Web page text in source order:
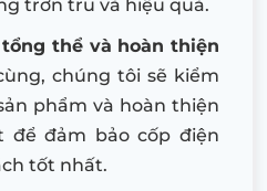
trơn tru và hiệu quả.
thể và hoàn thiện
chúng tôi sẽ kiểm
phẩm và hoàn thiện
để đảm bảo cốp điện
tốt nhất.